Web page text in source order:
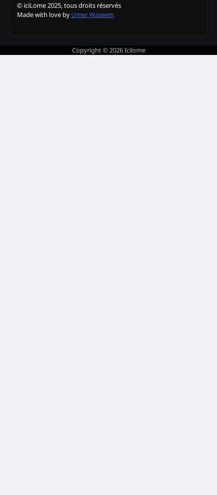
© iciLome 2025, tous droits réservés
Made with love by Umer Waseem
Copyright © 2026Icilome